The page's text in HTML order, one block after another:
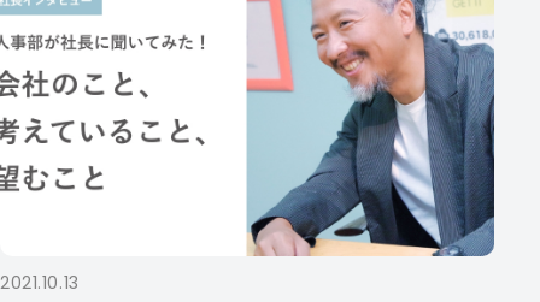
2021.10.13